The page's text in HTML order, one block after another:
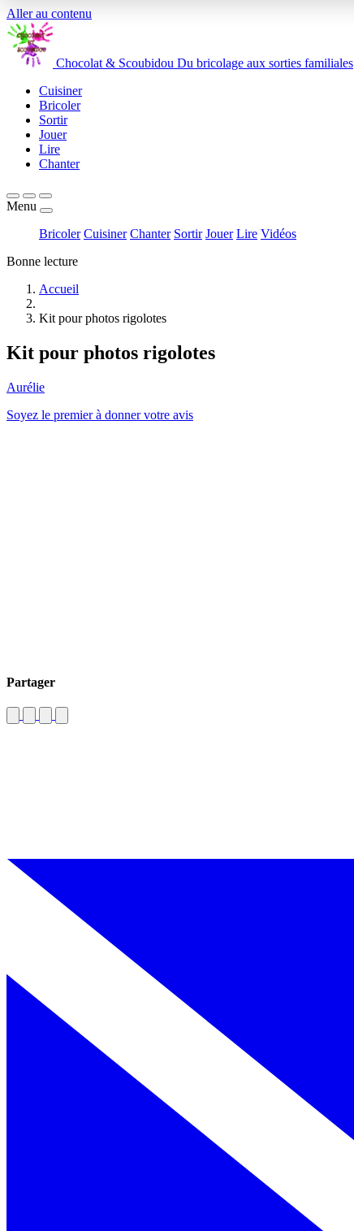
Aller au contenu
Chocolat & Scoubidou Du bricolage aux sorties familiales
Cuisiner
Bricoler
Sortir
Jouer
Lire
Chanter
Menu
Bricoler Cuisiner Chanter Sortir Jouer Lire Vidéos
Bonne lecture
Accueil
Kit pour photos rigolotes
Kit pour photos rigolotes
Aurélie
Soyez le premier à donner votre avis
Partager